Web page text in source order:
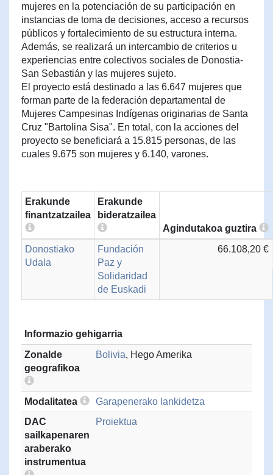
mujeres en la potenciación de su participación en
instancias de toma de decisiones, acceso a recursos
públicos y fortalecimiento de su estructura interna.
Además, se realizará un intercambio de criterios u
experiencias entre colectivos sociales de Donostia-
San Sebastián y las mujeres sujeto.
El proyecto está destinado a las 6.647 mujeres que
forman parte de la federación departamental de
Mujeres Campesinas Indígenas originarias de Santa
Cruz "Bartolina Sisa". En total, con la acciones del
proyecto se beneficiará a 15.815 personas, de las
cuales 9.675 son mujeres y 6.140, varones.
Erakunde
finantzatzailea
Erakunde
bideratzailea
Agindutakoa guztira
Donostiako
Udala
Fundación
Paz y
Solidaridad
de Euskadi
66.108,20 €
Informazio gehigarria
Zonalde
geografikoa
Bolivia, Hego Amerika
Modalitatea
Garapenerako lankidetza
DAC
sailkapenaren
araberako
instrumentua
Proiektua